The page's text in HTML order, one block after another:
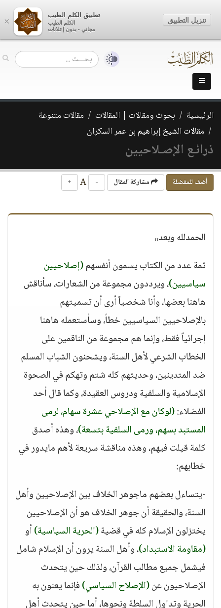
الرئيسية بحوث ومقالات | المقالات
مقالات متنوعة
مقالات الشيخ إبراهيم بن عمر السكران
ذرائـع الإصـلاحيين
أضف للمفضلة مشاركة المقال -
+
الحمدلله وبعد،،
ثمة عدد من الكتاب يسمون أنفسهم(إصلاحيين
سياسيين)، ويرددون مجموعة من الشعارات، سأناقش
هاهنا بعضها، وأنا شخصياً أرى أن تسميتهم
بالإصلاحيين السياسيين خطأ، وسأستعمله هاهنا
إجرائياً فقط، وإنما هم مجموعة من الناقمين على
الخطاب الشرعي لأهل السنة، ويشحنون الشباب المسلم
ضد المتدينين، وحديثهم كله شتم وتهكم في الصحوة
الإسلامية والسلفية ودروس العقيدة، وكما قال أحد
الفضلاء:(لوكان مع الإصلاحي عشرة سهام، لرمى
المستبد بسهم، ورمى السلفية بتسعة)، وهذه أصدق
كلمة قيلت فيهم، وهذه مناقشة سريعة لأهم مايدور في
خطابهم:
-يتساءل بعضهم ماجوهر الخلاف بين الإصلاحيين وأهل
السنة، والحقيقة أن جوهر الخلاف هو أن الإصلاحيين
يختزلون الإسلام كله في قضية(الحرية السياسية)أو
(مقاومة الاستبداد)، وأهل السنة يرون أن الإسلام شامل
فيشمل جميع مطالب القرآن، ولذلك حين يتحدث
الإصلاحيون عن(الإصلاح السياسي)فإنما يعنون به
الحرية وتداول السلطة ونحوها، أما حين يتحدث أهل
×
تطبيق الكلم الطيب
الكلم الطيب
مجاني - بدون إعلانات
تنزيل التطبيق